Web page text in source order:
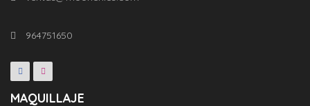
964751650
MAQUILLAJE